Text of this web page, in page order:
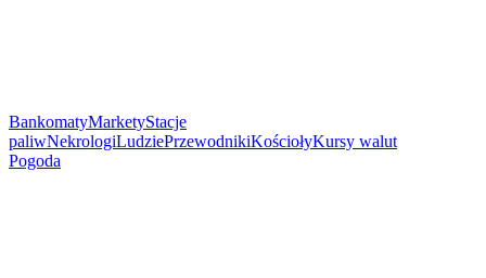
BankomatyMarketyStacje
paliwNekrologiLudziePrzewodnikiKościołyKursy walut
Pogoda